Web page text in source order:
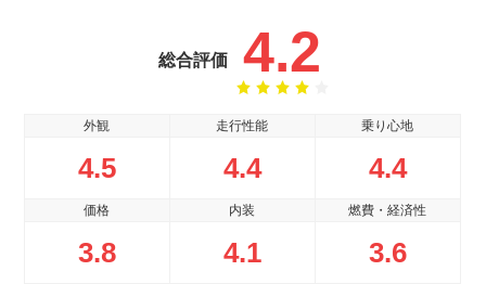
総合評価 4.2
外観
4.5
走行性能
4.4
乗り心地
4.4
価格
3.8
内装
4.1
燃費・経済性
3.6